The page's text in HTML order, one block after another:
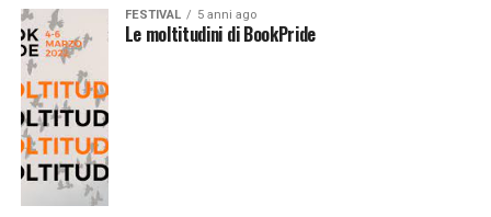
FESTIVAL 5 anni ago
Le moltitudini di BookPride